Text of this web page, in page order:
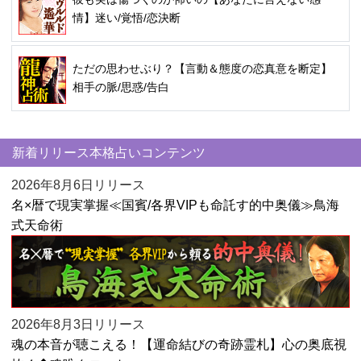
情】迷い/覚悟/恋決断
ただの思わせぶり？【言動＆態度の恋真意を断定】
相手の脈/思惑/告白
新着リリース本格占いコンテンツ
2026年8月6日リリース
名×暦で現実掌握≪国賓/各界VIPも命託す的中奥儀≫鳥海
式天命術
2026年8月3日リリース
魂の本音が聴こえる！【運命結びの奇跡霊札】心の奥底視